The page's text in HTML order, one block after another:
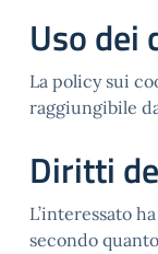
Uso dei
La policy sui
raggiungibile
Diritti
L’interessato
secondo